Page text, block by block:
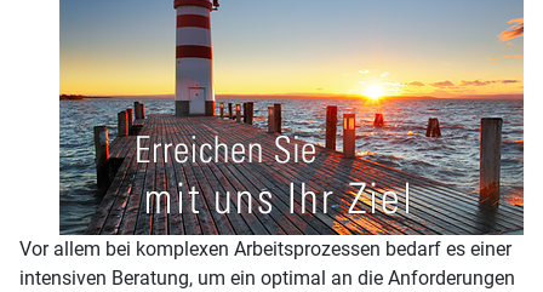
Vor allem bei komplexen Arbeitsprozessen bedarf es einer
intensiven Beratung, um ein optimal an die Anforderungen